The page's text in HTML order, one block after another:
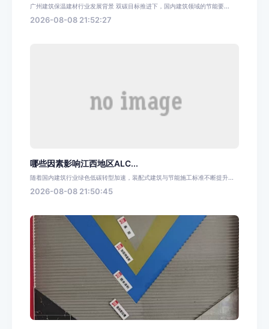
广州建筑保温建材行业发展背景 双碳目标推进下，国内建筑领域的节能要...
2026-08-08 21:52:27
哪些因素影响江西地区ALC...
随着国内建筑行业绿色低碳转型加速，装配式建筑与节能施工标准不断提升...
2026-08-08 21:50:45